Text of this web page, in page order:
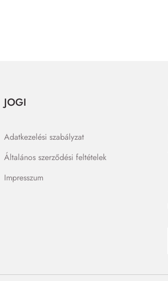
JOGI
Adatkezelési szabályzat
Általános szerződési feltételek
Impresszum